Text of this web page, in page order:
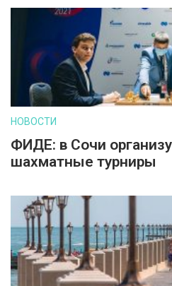
НОВОСТИ
ФИДЕ: в Сочи
шахматные турниры